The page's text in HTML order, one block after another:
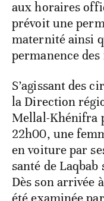
aux horaires
prévoit une
maternité ainsi
permanence
S’agissant des
la Direction
Mellal-Khénifra
22h00, une
en voiture par
santé de
Dès son arrivée